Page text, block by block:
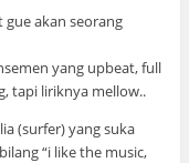
akan seorang
yang upbeat, full
tapi liriknya mellow..
(surfer) yang suka
“i like the music,